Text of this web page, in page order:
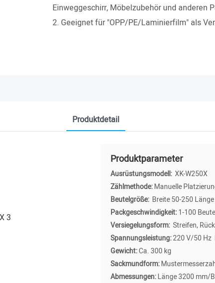
Einweggeschirr, Möbelzubehör und anderen
2. Geeignet für "OPP/PE/Laminierfilm" als
Produktdetail
Produktparameter
Ausrüstungsmodell: XK-W250X
Zählmethode:Manuelle
Beutelgröße: Breite 50-250
Packgeschwindigkeit:1-100
Versiegelungsform: Streifen,
Spannungsleistung:220 V/50 Hz
Gewicht:Ca. 300 kg
Sackmundform:
Abmessungen:Länge 3200 mm/